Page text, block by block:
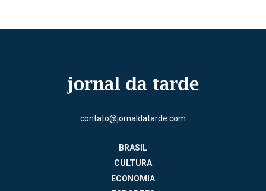
contato@jornaldatarde.com
BRASIL
CULTURA
ECONOMIA